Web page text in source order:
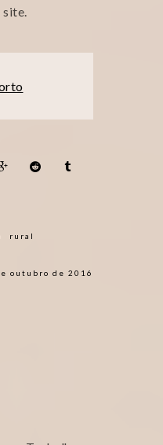
rural
outubro de 2016